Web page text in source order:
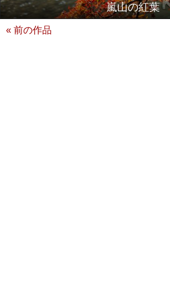
嵐山の紅葉
« 前の作品